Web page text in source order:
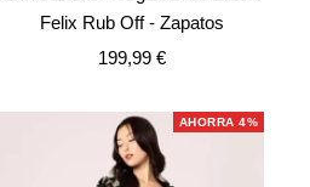
Felix Rub Off - Zapatos
Precio
venta
199,99 €
AHORRA 4%